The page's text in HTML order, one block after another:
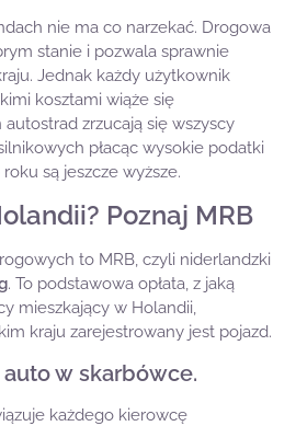
nie ma co narzekać. Drogowa
stanie i pozwala sprawnie
Jednak każdy użytkownik
kosztami wiąże się
zrzucają się wszyscy
płacąc wysokie podatki
są jeszcze wyższe.
Poznaj MRB
to MRB, czyli niderlandzki
. To podstawowa opłata, z jaką
mieszkający w Holandii,
kraju zarejestrowany jest pojazd.
w skarbówce.
każdego kierowcę